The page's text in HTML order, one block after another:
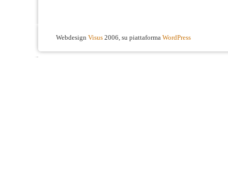
Webdesign Visus 2006, su piattaforma WordPress